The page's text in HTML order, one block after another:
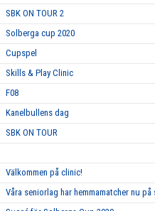
SBK ON TOUR 2
Solberga cup 2020
Cupspel
Skills & Play Clinic
F08
Kanelbullens dag
SBK ON TOUR
Välkommen på clinic!
Våra seniorlag har hemmamatcher nu på